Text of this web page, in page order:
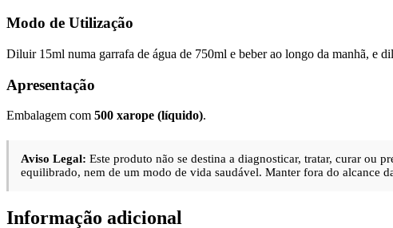
Modo de Utilização
Diluir 15ml numa garrafa de água de 750ml e beber ao longo da manhã, e
Apresentação
Embalagem com 500 xarope (líquido).
Aviso Legal: Este produto não se destina a diagnosticar, tratar, curar ou
equilibrado, nem de um modo de vida saudável. Manter fora do alcance
Informação adicional